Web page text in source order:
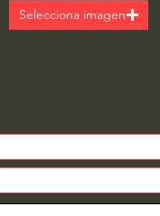
Selecciona imagen